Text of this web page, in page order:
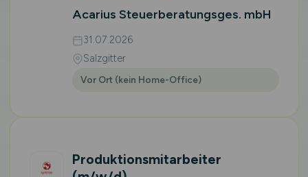
Acarius Steuerberatungsges. mbH
31.07.2026
Salzgitter
Vor Ort (kein Home-Office)
Produktionsmitarbeiter